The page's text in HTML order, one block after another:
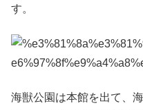
す。
海獣公園は本館を出て、